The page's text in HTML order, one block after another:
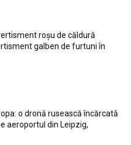
roșu de căldură
galben de furtuni în
o dronă rusească încărcată
aeroportul din Leipzig,